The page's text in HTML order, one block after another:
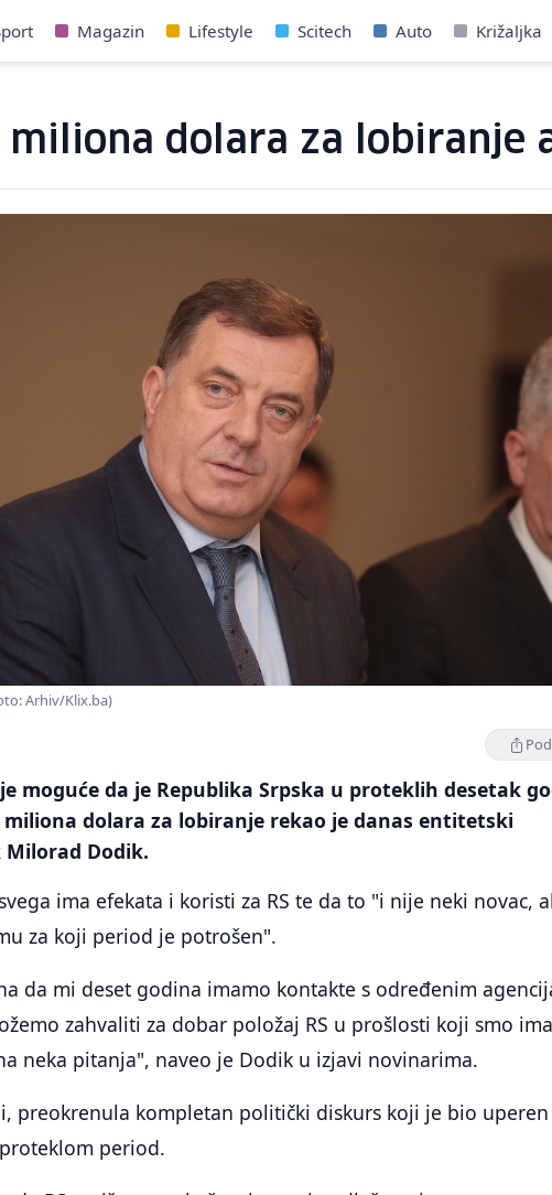
Magazin Lifestyle Scitech Auto Križaljka
miliona dolara za lobiranje
Arhiv/Klix.ba)
moguće da je Republika Srpska u proteklih desetak
miliona dolara za lobiranje rekao je danas entitetski
Milorad Dodik.
ima efekata i koristi za RS te da to "i nije neki novac,
za koji period je potrošen".
da mi deset godina imamo kontakte s određenim
zahvaliti za dobar položaj RS u prošlosti koji smo
neka pitanja", naveo je Dodik u izjavi novinarima.
preokrenula kompletan politički diskurs koji je bio uperen
period.